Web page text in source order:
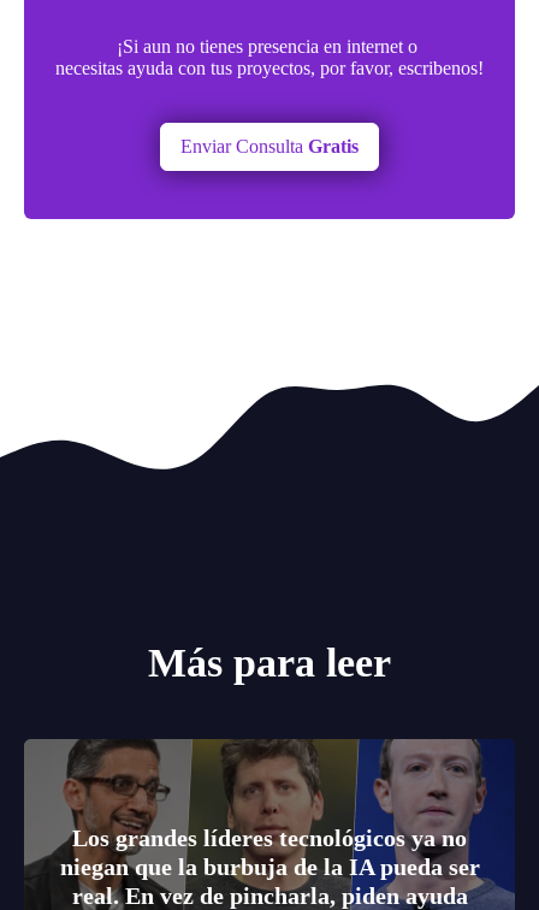
¡Si aun no tienes presencia en internet o
necesitas ayuda con tus proyectos, por favor, escribenos!
Enviar Consulta Gratis
Más para leer
Los grandes líderes tecnológicos ya no
niegan que la burbuja de la IA pueda ser
real. En vez de pincharla, piden ayuda